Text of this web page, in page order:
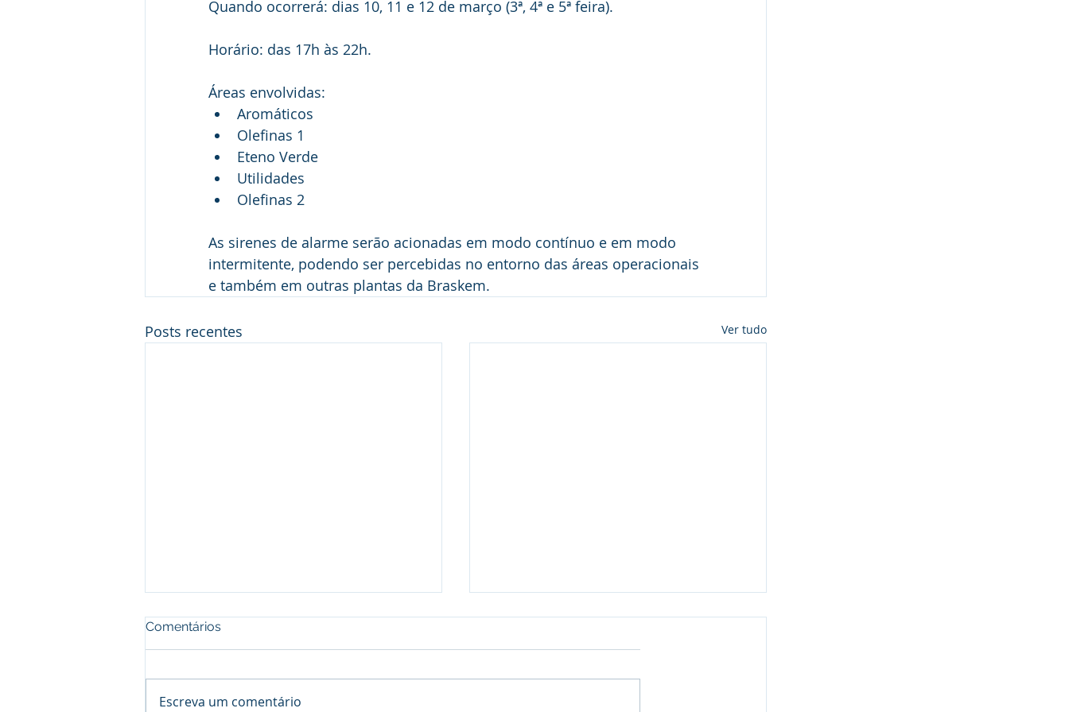
Quando ocorrerá: dias 10, 11 e 12 de março (3ª, 4ª e 5ª feira).
Horário: das 17h às 22h.
Áreas envolvidas:
﻿﻿Aromáticos
Olefinas 1
﻿﻿Eteno Verde
Utilidades
﻿﻿Olefinas 2
As sirenes de alarme serão acionadas em modo contínuo e em modo
intermitente, podendo ser percebidas no entorno das áreas operacionais
e também em outras plantas da Braskem.
Posts recentes Ver tudo
Comentários
Escreva um comentário